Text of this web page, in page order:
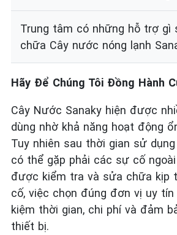
Trung tâm có những hỗ trợ gì
chữa Cây nước nóng lạnh
Hãy Để Chúng Tôi Đồng Hành
Cây Nước Sanaky hiện được
dùng nhờ khả năng hoạt động
Tuy nhiên sau thời gian sử
có thể gặp phải các sự cố
được kiểm tra và sửa chữa kịp
cố, việc chọn đúng đơn vị uy
kiệm thời gian, chi phí và đảm
thiết bị.